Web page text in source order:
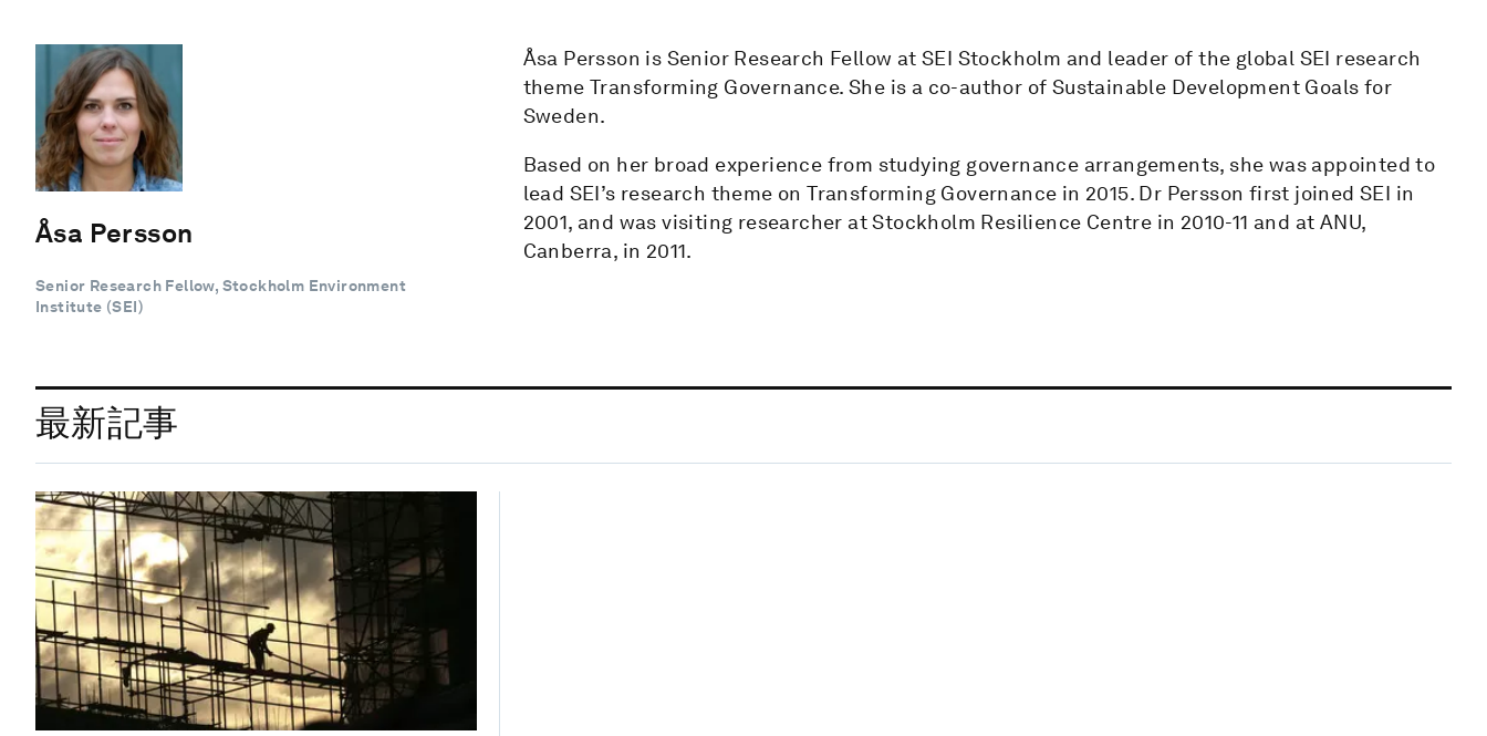
Åsa Persson
Senior Research Fellow, Stockholm Environment
Institute (SEI)
Åsa Persson is Senior Research Fellow at SEI Stockholm and leader of the global SEI research
theme Transforming Governance. She is a co-author of Sustainable Development Goals for
Sweden.
Based on her broad experience from studying governance arrangements, she was appointed to
lead SEI’s research theme on Transforming Governance in 2015. Dr Persson first joined SEI in
2001, and was visiting researcher at Stockholm Resilience Centre in 2010-11 and at ANU,
Canberra, in 2011.
最新記事